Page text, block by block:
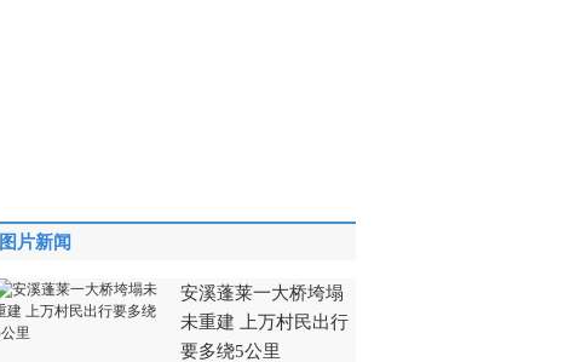
图片新闻
安溪蓬莱一大桥垮塌
未重建 上万村民出行
要多绕5公里